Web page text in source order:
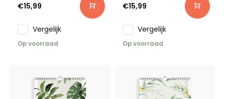
€15,99
Vergelijk
Op voorraad
€15,99
Vergelijk
Op voorraad